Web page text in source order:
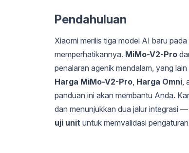
Pendahuluan
Xiaomi merilis tiga model AI baru
memperhatikannya. MiMo-V2-Pro
penalaran agenik mendalam, yang
Harga MiMo-V2-Pro Harga Omni
panduan ini akan membantu Anda.
dan menunjukkan dua jalur integrasi
uji unit untuk memvalidasi